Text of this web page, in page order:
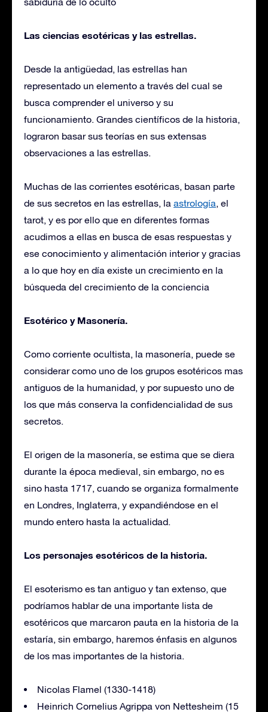
Las ciencias esotéricas y las estrellas.
Desde la antigüedad, las estrellas han
representado un elemento a través del cual se
busca comprender el universo y su
funcionamiento. Grandes científicos de la historia,
lograron basar sus teorías en sus extensas
observaciones a las estrellas.
Muchas de las corrientes esotéricas, basan parte
de sus secretos en las estrellas, la astrología, el
tarot, y es por ello que en diferentes formas
acudimos a ellas en busca de esas respuestas y
ese conocimiento y alimentación interior y gracias
a lo que hoy en día existe un crecimiento en la
búsqueda del crecimiento de la conciencia
Esotérico y Masonería.
Como corriente ocultista, la masonería, puede se
considerar como uno de los grupos esotéricos mas
antiguos de la humanidad, y por supuesto uno de
los que más conserva la confidencialidad de sus
secretos.
El origen de la masonería, se estima que se diera
durante la época medieval, sin embargo, no es
sino hasta 1717, cuando se organiza formalmente
en Londres, Inglaterra, y expandiéndose en el
mundo entero hasta la actualidad.
Los personajes esotéricos de la historia.
El esoterismo es tan antiguo y tan extenso, que
podríamos hablar de una importante lista de
esotéricos que marcaron pauta en la historia de la
estaría, sin embargo, haremos énfasis en algunos
de los mas importantes de la historia.
Nicolas Flamel (1330-1418)
Heinrich Cornelius Agrippa von Nettesheim (15